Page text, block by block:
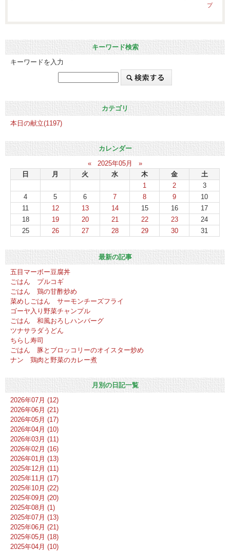
プ
キーワード検索
キーワードを入力
カテゴリ
本日の献立(1197)
カレンダー
«
2025年05月
»
日
月 火 水 木 金
土
1
2
3
4
5 6 7 8 9
10
11
12 13 14 15 16
17
18
19 20 21 22 23
24
25
26 27 28 29 30 31
最新の記事
五目マーボー豆腐丼
ごはん プルコギ
ごはん 鶏の甘酢炒め
菜めしごはん サーモンチーズフライ
ゴーヤ入り野菜チャンプル
ごはん 和風おろしハンバーグ
ツナサラダうどん
ちらし寿司
ごはん 豚とブロッコリーのオイスター炒め
ナン 鶏肉と野菜のカレー煮
月別の日記一覧
2026年07月 (12)
2026年06月 (21)
2026年05月 (17)
2026年04月 (10)
2026年03月 (11)
2026年02月 (16)
2026年01月 (13)
2025年12月 (11)
2025年11月 (17)
2025年10月 (22)
2025年09月 (20)
2025年08月 (1)
2025年07月 (13)
2025年06月 (21)
2025年05月 (18)
2025年04月 (10)